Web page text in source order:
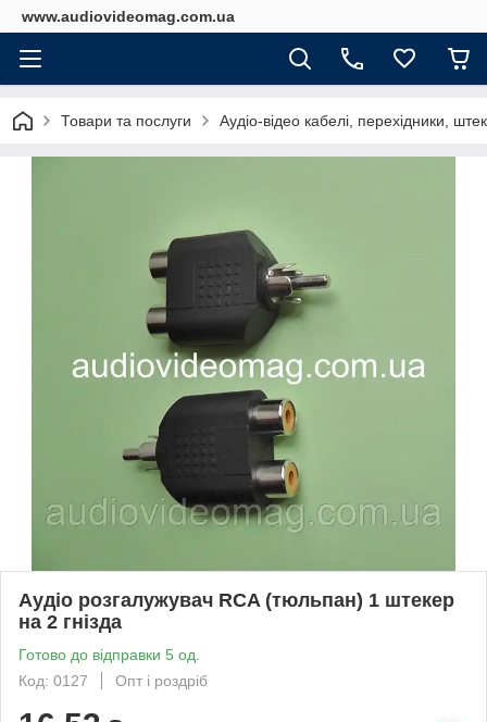
www.audiovideomag.com.ua
Товари та послуги Аудіо-відео кабелі, перехідники,
Аудіо розгалужувач RCA (тюльпан) 1 штекер
на 2 гнізда
Готово до відправки 5 од.
Код: 0127
Опт і роздріб